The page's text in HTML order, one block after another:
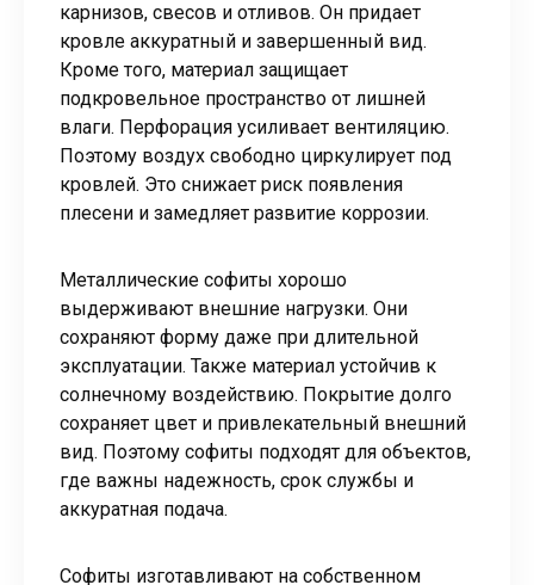
карнизов, свесов и отливов. Он придает
кровле аккуратный и завершенный вид.
Кроме того, материал защищает
подкровельное пространство от лишней
влаги. Перфорация усиливает вентиляцию.
Поэтому воздух свободно циркулирует под
кровлей. Это снижает риск появления
плесени и замедляет развитие коррозии.
Металлические софиты хорошо
выдерживают внешние нагрузки. Они
сохраняют форму даже при длительной
эксплуатации. Также материал устойчив к
солнечному воздействию. Покрытие долго
сохраняет цвет и привлекательный внешний
вид. Поэтому софиты подходят для объектов,
где важны надежность, срок службы и
аккуратная подача.
Софиты изготавливают на собственном